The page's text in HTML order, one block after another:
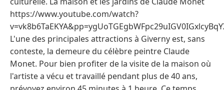
https://www.youtube.com/watch?
L'une des principales attractions à Giverny est, sans
conteste, la demeure du célèbre peintre Claude
Monet. Pour bien profiter de la visite de la maison où
l'artiste a vécu et travaillé pendant plus de 40 ans,